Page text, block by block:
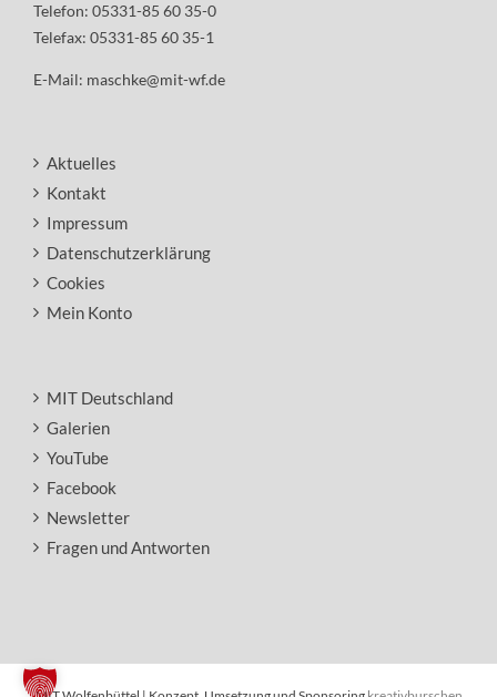
Telefon: 05331-85 60 35-0
Telefax: 05331-85 60 35-1
E-Mail: maschke@mit-wf.de
Aktuelles
Kontakt
Impressum
Datenschutzerklärung
Cookies
Mein Konto
MIT Deutschland
Galerien
YouTube
Facebook
Newsletter
Fragen und Antworten